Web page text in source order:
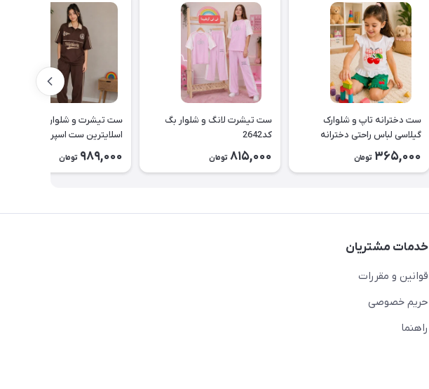
ست دخترانه تاپ و شلوارک
گیلاسی لباس راحتی دخترانه
365,000 تومان
ست تیشرت لانگ و شلوار بگ
کد2642
815,000 تومان
ست تیشرت و شلوار بگ دخترانه
اسلایترین ست اسپرت نوجوان
989,000 تومان
خدمات مشتریان
قوانین و مقررات
حریم خصوصی
راهنما